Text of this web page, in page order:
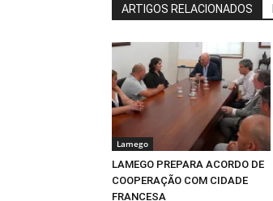
ARTIGOS RELACIONADOS
Lamego
LAMEGO PREPARA ACORDO DE
COOPERAÇÃO COM CIDADE
FRANCESA